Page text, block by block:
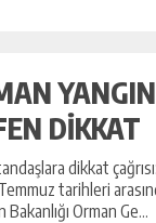
DİKKAT
dikkat
tarihleri
Orman Ge...